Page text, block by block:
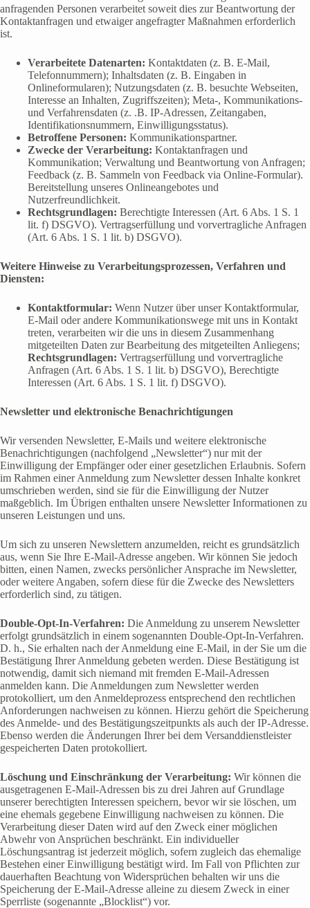
anfragenden Personen verarbeitet soweit dies zur Beantwortung der
Kontaktanfragen und etwaiger angefragter Maßnahmen erforderlich
ist.
Verarbeitete Datenarten: Kontaktdaten (z. B. E-Mail,
Telefonnummern); Inhaltsdaten (z. B. Eingaben in
Onlineformularen); Nutzungsdaten (z. B. besuchte Webseiten,
Interesse an Inhalten, Zugriffszeiten); Meta-, Kommunikations-
und Verfahrensdaten (z. .B. IP-Adressen, Zeitangaben,
Identifikationsnummern, Einwilligungsstatus).
Betroffene Personen: Kommunikationspartner.
Zwecke der Verarbeitung: Kontaktanfragen und
Kommunikation; Verwaltung und Beantwortung von Anfragen;
Feedback (z. B. Sammeln von Feedback via Online-Formular).
Bereitstellung unseres Onlineangebotes und
Nutzerfreundlichkeit.
Rechtsgrundlagen: Berechtigte Interessen (Art. 6 Abs. 1 S. 1
lit. f) DSGVO). Vertragserfüllung und vorvertragliche Anfragen
(Art. 6 Abs. 1 S. 1 lit. b) DSGVO).
Weitere Hinweise zu Verarbeitungsprozessen, Verfahren und
Diensten:
Kontaktformular: Wenn Nutzer über unser Kontaktformular,
E-Mail oder andere Kommunikationswege mit uns in Kontakt
treten, verarbeiten wir die uns in diesem Zusammenhang
mitgeteilten Daten zur Bearbeitung des mitgeteilten Anliegens;
Rechtsgrundlagen: Vertragserfüllung und vorvertragliche
Anfragen (Art. 6 Abs. 1 S. 1 lit. b) DSGVO), Berechtigte
Interessen (Art. 6 Abs. 1 S. 1 lit. f) DSGVO).
Newsletter und elektronische Benachrichtigungen
Wir versenden Newsletter, E-Mails und weitere elektronische
Benachrichtigungen (nachfolgend „Newsletter“) nur mit der
Einwilligung der Empfänger oder einer gesetzlichen Erlaubnis. Sofern
im Rahmen einer Anmeldung zum Newsletter dessen Inhalte konkret
umschrieben werden, sind sie für die Einwilligung der Nutzer
maßgeblich. Im Übrigen enthalten unsere Newsletter Informationen zu
unseren Leistungen und uns.
Um sich zu unseren Newslettern anzumelden, reicht es grundsätzlich
aus, wenn Sie Ihre E-Mail-Adresse angeben. Wir können Sie jedoch
bitten, einen Namen, zwecks persönlicher Ansprache im Newsletter,
oder weitere Angaben, sofern diese für die Zwecke des Newsletters
erforderlich sind, zu tätigen.
Double-Opt-In-Verfahren: Die Anmeldung zu unserem Newsletter
erfolgt grundsätzlich in einem sogenannten Double-Opt-In-Verfahren.
D. h., Sie erhalten nach der Anmeldung eine E-Mail, in der Sie um die
Bestätigung Ihrer Anmeldung gebeten werden. Diese Bestätigung ist
notwendig, damit sich niemand mit fremden E-Mail-Adressen
anmelden kann. Die Anmeldungen zum Newsletter werden
protokolliert, um den Anmeldeprozess entsprechend den rechtlichen
Anforderungen nachweisen zu können. Hierzu gehört die Speicherung
des Anmelde- und des Bestätigungszeitpunkts als auch der IP-Adresse.
Ebenso werden die Änderungen Ihrer bei dem Versanddienstleister
gespeicherten Daten protokolliert.
Löschung und Einschränkung der Verarbeitung: Wir können die
ausgetragenen E-Mail-Adressen bis zu drei Jahren auf Grundlage
unserer berechtigten Interessen speichern, bevor wir sie löschen, um
eine ehemals gegebene Einwilligung nachweisen zu können. Die
Verarbeitung dieser Daten wird auf den Zweck einer möglichen
Abwehr von Ansprüchen beschränkt. Ein individueller
Löschungsantrag ist jederzeit möglich, sofern zugleich das ehemalige
Bestehen einer Einwilligung bestätigt wird. Im Fall von Pflichten zur
dauerhaften Beachtung von Widersprüchen behalten wir uns die
Speicherung der E-Mail-Adresse alleine zu diesem Zweck in einer
Sperrliste (sogenannte „Blocklist“) vor.